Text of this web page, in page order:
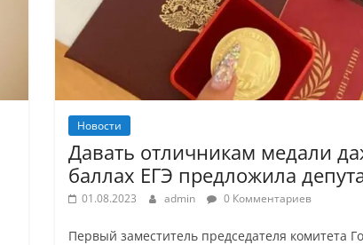
Новости
Давать отличникам медали
баллах ЕГЭ предложила
01.08.2023 admin 0 Комментариев
Первый заместитель председателя комитета